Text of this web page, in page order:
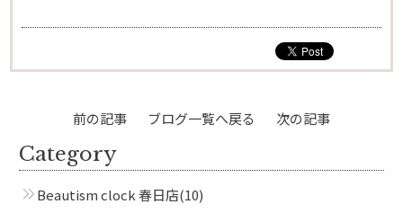
前の記事 ブログ一覧へ戻る 次の記事
Category
Beautism clock 春日店(10)